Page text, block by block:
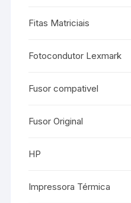
Fitas Matriciais
Fotocondutor Lexmark
Fusor compativel
Fusor Original
HP
Impressora Térmica